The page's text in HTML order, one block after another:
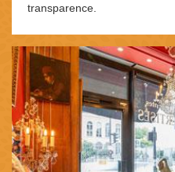
transparence.